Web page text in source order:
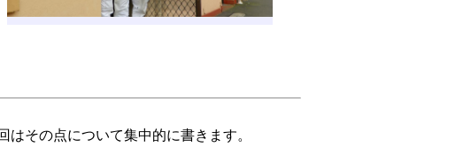
その点について集中的に書きます。